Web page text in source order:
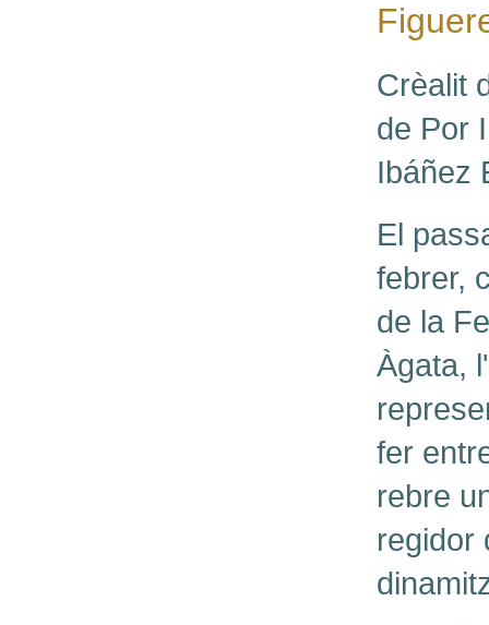
Crèalit
de Por
Ibáñez
El
febrer,
de la
Àgata,
fer
rebre
regidor